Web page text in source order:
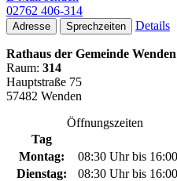
02762 406-314
Adresse Sprechzeiten Details
Rathaus der Gemeinde Wenden
Raum: 314
Hauptstraße 75
57482 Wenden
Öffnungszeiten
Tag
Montag:
08:30 Uhr bis
Dienstag:
08:30 Uhr bis